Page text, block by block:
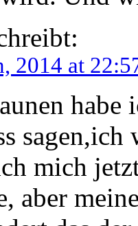
2014 at
mich
aber